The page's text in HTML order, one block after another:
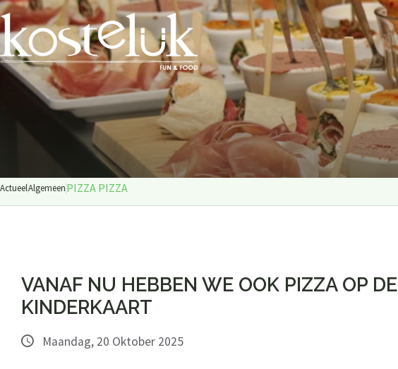
ActueelAlgemeenPIZZA PIZZA
VANAF NU HEBBEN WE OOK PIZZA OP DE
KINDERKAART
Maandag, 20 Oktober 2025